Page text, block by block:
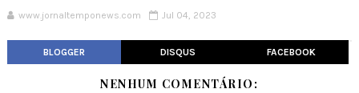
www.jornaltemponews.com Jul 04, 2023
BLOGGER DISQUS FACEBOOK
NENHUM COMENTÁRIO: